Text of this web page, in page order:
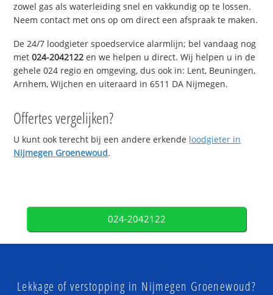
zowel gas als waterleiding snel en vakkundig op te lossen.
Neem contact met ons op om direct een afspraak te maken.
De 24/7 loodgieter spoedservice alarmlijn; bel vandaag nog
met024-2042122 en we helpen u direct. Wij helpen u in de
gehele 024 regio en omgeving, dus ook in: Lent, Beuningen,
Arnhem, Wijchen en uiteraard in 6511 DA Nijmegen.
Offertes vergelijken?
U kunt ook terecht bij een andere erkende loodgieter in
Nijmegen Groenewoud.
024-2042122
Lekkage of verstopping in Nijmegen Groenewoud?